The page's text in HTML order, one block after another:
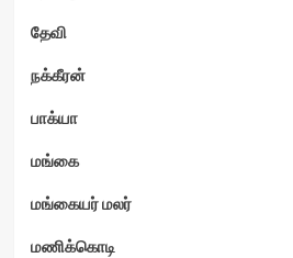
தேவி
நக்கீரன்
பாக்யா
மங்கை
மங்கையர் மலர்
மணிக்கொடி